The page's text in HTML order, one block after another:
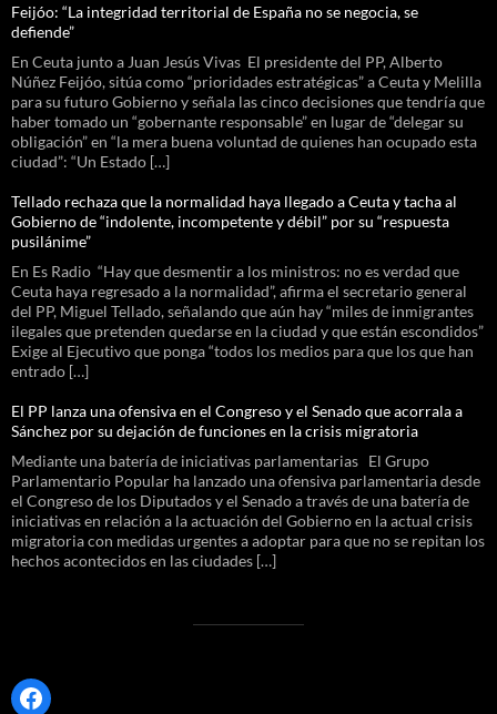
Feijóo: “La integridad territorial de España no se negocia, se
defiende”
En Ceuta junto a Juan Jesús Vivas El presidente del PP, Alberto
Núñez Feijóo, sitúa como “prioridades estratégicas” a Ceuta y Melilla
para su futuro Gobierno y señala las cinco decisiones que tendría que
haber tomado un “gobernante responsable” en lugar de “delegar su
obligación” en “la mera buena voluntad de quienes han ocupado esta
ciudad”: “Un Estado […]
Tellado rechaza que la normalidad haya llegado a Ceuta y tacha al
Gobierno de “indolente, incompetente y débil” por su “respuesta
pusilánime”
En Es Radio “Hay que desmentir a los ministros: no es verdad que
Ceuta haya regresado a la normalidad”, afirma el secretario general
del PP, Miguel Tellado, señalando que aún hay “miles de inmigrantes
ilegales que pretenden quedarse en la ciudad y que están escondidos”
Exige al Ejecutivo que ponga “todos los medios para que los que han
entrado […]
El PP lanza una ofensiva en el Congreso y el Senado que acorrala a
Sánchez por su dejación de funciones en la crisis migratoria
Mediante una batería de iniciativas parlamentarias El Grupo
Parlamentario Popular ha lanzado una ofensiva parlamentaria desde
el Congreso de los Diputados y el Senado a través de una batería de
iniciativas en relación a la actuación del Gobierno en la actual crisis
migratoria con medidas urgentes a adoptar para que no se repitan los
hechos acontecidos en las ciudades […]
Facebook